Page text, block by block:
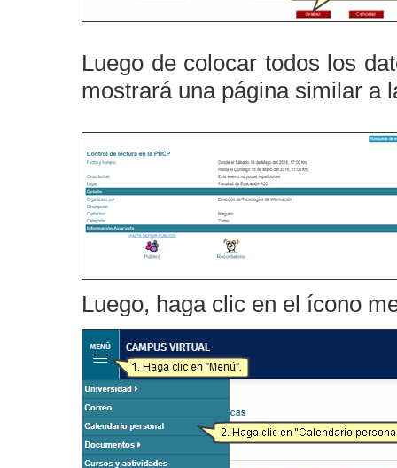
Luego de colocar todos los
mostrará una página similar a
Luego, haga clic en el ícono